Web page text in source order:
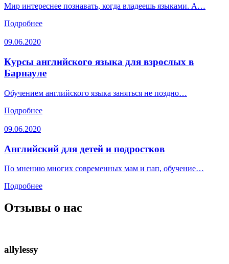
Мир интереснее познавать, когда владеешь языками. А…
Подробнее
09.06.2020
Курсы английского языка для взрослых в
Барнауле
Обучением английского языка заняться не поздно…
Подробнее
09.06.2020
Английский для детей и подростков
По мнению многих современных мам и пап, обучение…
Подробнее
Отзывы о нас
allylessy